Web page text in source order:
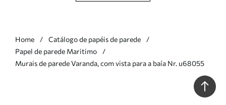
Home
Catálogo de papéis de parede
Papel de parede Maritimo
Murais de parede Varanda, com vista para a baía Nr. u68055